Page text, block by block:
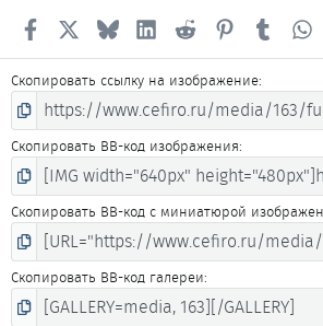
Facebook Bluesky LinkedInReddit PinterestTumblr
Скопировать ссылку на изображение
Скопировать BB-код изображения
Скопировать BB-код с миниатюрой
Скопировать BB-код галереи